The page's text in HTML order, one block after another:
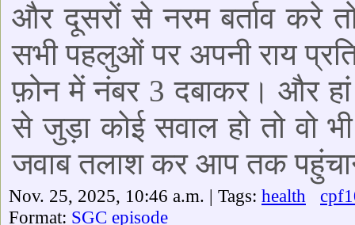
और दूसरों से नरम बर्ताव करे
सभी पहलुओं पर अपनी राय
फ़ोन में नंबर 3 दबाकर। और
से जुड़ा कोई सवाल हो तो वो
जवाब तलाश कर आप तक
Nov. 25, 2025, 10:46 a.m. | Tags: health
Format: SGC episode